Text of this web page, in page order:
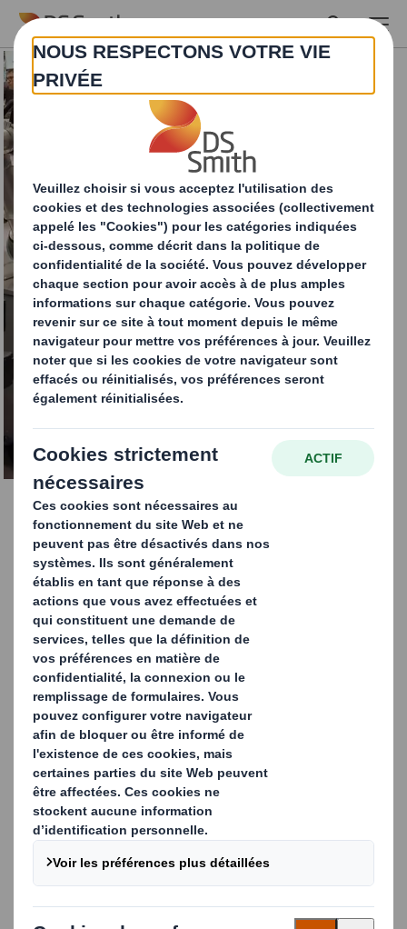
Skip to main content
Solution robotisée
CONTACTEZ-NOUS
Solution manuelle et
semi-automatique
Parce que les cadences ne justifient pas toujours
d’investir dans des équipements entièrement
automatisés, DS Smith Packaging Systems a conçu Quick
e-Pack, la solution semi-automatique pour former vos
emballages carton.
Le Quick e-Pack est un gabarit d’aide au montage qui
permet de mettre en volume en quelques secondes et
sans effort vos emballages. Très simple d’utilisation, il
suffit de positionner la découpe de carton sur le dessus
du Quick e-Pack et exercer une pression sur l’emballage
pour former les 4 côtés.